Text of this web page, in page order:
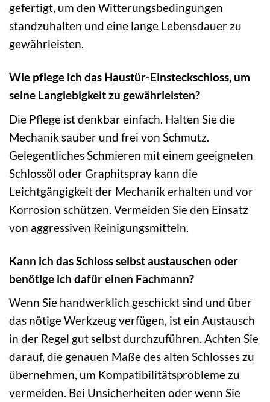
gefertigt, um den Witterungsbedingungen
standzuhalten und eine lange Lebensdauer zu
gewährleisten.
Wie pflege ich das Haustür-Einsteckschloss, um
seine Langlebigkeit zu gewährleisten?
Die Pflege ist denkbar einfach. Halten Sie die
Mechanik sauber und frei von Schmutz.
Gelegentliches Schmieren mit einem geeigneten
Schlossöl oder Graphitspray kann die
Leichtgängigkeit der Mechanik erhalten und vor
Korrosion schützen. Vermeiden Sie den Einsatz
von aggressiven Reinigungsmitteln.
Kann ich das Schloss selbst austauschen oder
benötige ich dafür einen Fachmann?
Wenn Sie handwerklich geschickt sind und über
das nötige Werkzeug verfügen, ist ein Austausch
in der Regel gut selbst durchzuführen. Achten Sie
darauf, die genauen Maße des alten Schlosses zu
übernehmen, um Kompatibilitätsprobleme zu
vermeiden. Bei Unsicherheiten oder wenn Sie